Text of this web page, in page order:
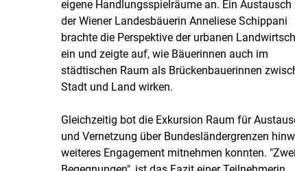
eigene Handlungsspielräume an. Ein Austausch
der Wiener Landesbäuerin Anneliese Schippani
brachte die Perspektive der urbanen
ein und zeigte auf, wie Bäuerinnen auch im
städtischen Raum als Brückenbauerinnen
Stadt und Land wirken.
Gleichzeitig bot die Exkursion Raum für
und Vernetzung über Bundesländergrenzen
weiteres Engagement mitnehmen konnten.